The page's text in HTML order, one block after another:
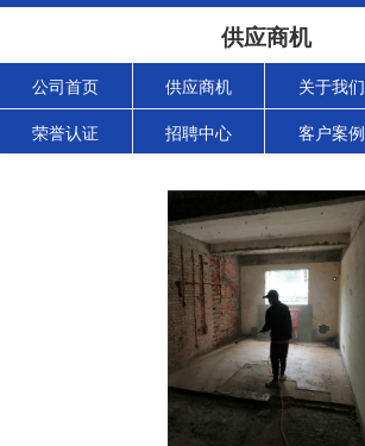
供应商机
公司首页 供应商机 关于我们
荣誉认证 招聘中心 客户案例